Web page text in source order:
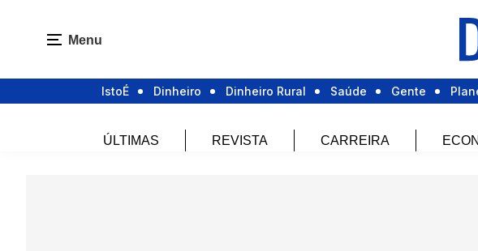
Menu
IstoÉ Dinheiro Dinheiro Rural Saúde Gente
ÚLTIMAS REVISTA CARREIRA